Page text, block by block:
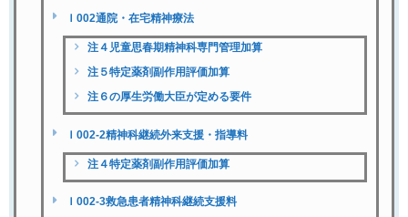
Ｉ002通院・在宅精神療法
注４児童思春期精神科専門管理加算
注５特定薬剤副作用評価加算
注６の厚生労働大臣が定める要件
Ｉ002-2精神科継続外来支援・指導料
注４特定薬剤副作用評価加算
Ｉ002-3救急患者精神科継続支援料